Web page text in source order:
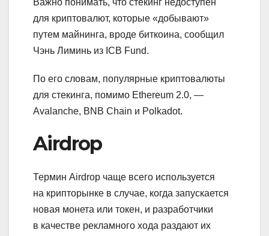
Важно понимать, что стекинг недоступен
для криптовалют, которые «добывают»
путем майнинга, вроде биткоина, сообщил
Чэнь Лиминь из ICB Fund.
По его словам, популярные криптовалюты
для стекинга, помимо Ethereum 2.0, —
Avalanche, BNB Chain и Polkadot.
Airdrop
Термин Airdrop чаще всего используется
на крипторынке в случае, когда запускается
новая монета или токен, и разработчики
в качестве рекламного хода раздают их